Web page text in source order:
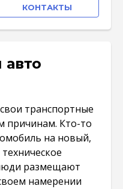
КОНТАКТЫ
транспортные
причинам. Кто-то
на новый,
размещают
намерении